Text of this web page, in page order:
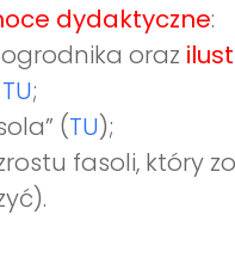
dydaktyczne:
oraz
TU;
(TU);
fasoli, który